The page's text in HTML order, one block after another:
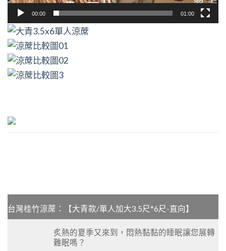
00:00 01:00
台灣桂竹涼蓆：【大青款/單人加大3.5尺*6尺-直向】
炙熱的夏季又來到，悶熱黏黏的睡眠讓您展轉
難眠嗎？